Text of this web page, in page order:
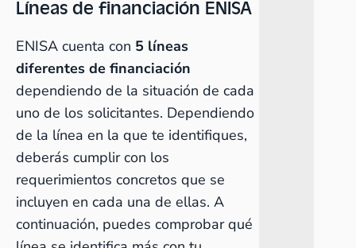
Líneas de financiación ENISA
ENISA cuenta con 5 líneas
diferentes de financiación
dependiendo de la situación de cada
uno de los solicitantes. Dependiendo
de la línea en la que te identifiques,
deberás cumplir con los
requerimientos concretos que se
incluyen en cada una de ellas. A
continuación, puedes comprobar qué